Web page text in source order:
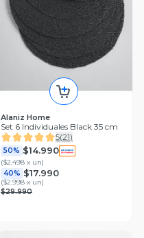
Alaniz Home
Set 6 Individuales Black 35 cm
5(21)
50% $14.990
($2.498 x un)
40% $17.990
($2.998 x un)
$29.990